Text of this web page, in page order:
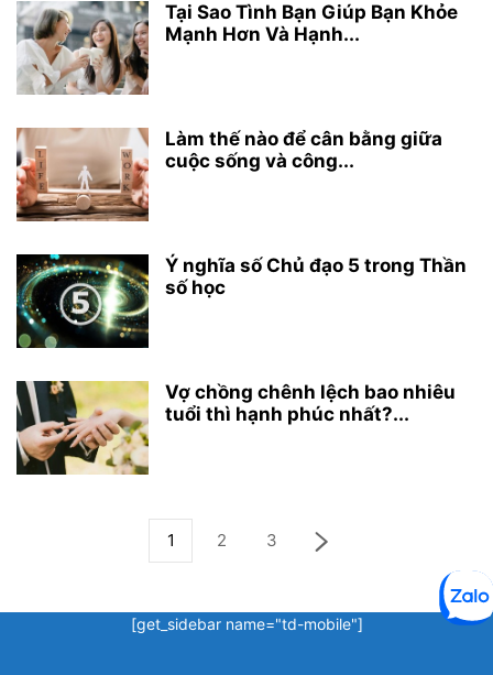
Tại Sao Tình Bạn Giúp Bạn Khỏe
Mạnh Hơn Và Hạnh...
Làm thế nào để cân bằng giữa
cuộc sống và công...
Ý nghĩa số Chủ đạo 5 trong Thần
số học
Vợ chồng chênh lệch bao nhiêu
tuổi thì hạnh phúc nhất?...
1 2 3
[get_sidebar name="td-mobile"]